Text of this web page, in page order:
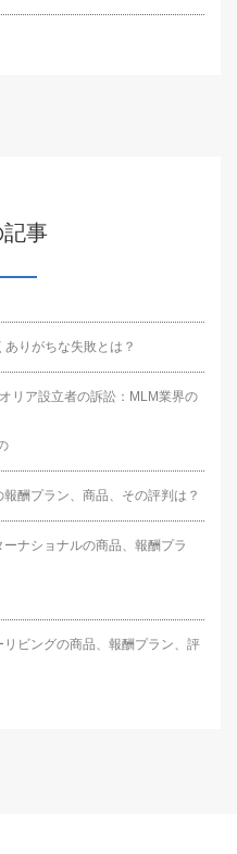
事
りがちな失敗とは？
リア設立者の訴訟：MLM業界の
報酬プラン、商品、その評判は？
ーナショナルの商品、報酬プラ
リビングの商品、報酬プラン、評